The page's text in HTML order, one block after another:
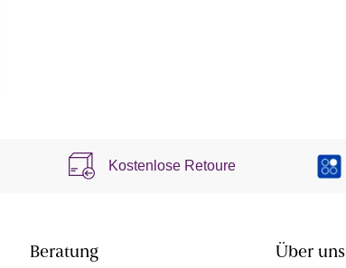
Kostenlose Retoure
Beratung Über uns